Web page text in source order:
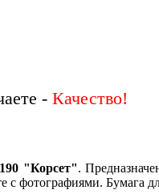
-
"Корсет".
фотографиями. Бумага